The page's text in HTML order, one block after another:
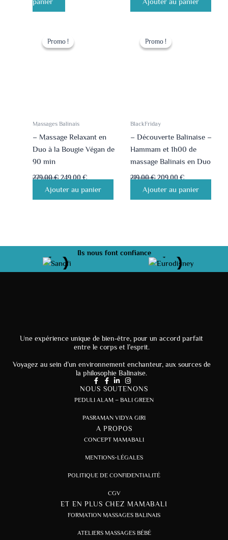
Promo !
Promo !
Massages Balinais
– Massage Relaxant en
Duo à la Bougie Végan de
90 min
279.00€
prix
initial
249.00€
Ajouter au panier
Promo !
Promo !
BlackFriday
– Découverte Balinaise –
Hammam et 1h00 de
massage Balinais en Duo
219.00€
prix
initial
209.00€
Ajouter au panier
Ils nous font confiance
Une expérience unique de bien-être, pour un accord parfait
entre le corps et l’esprit.
Voyagez au sein d’un environnement enchanteur, aux sources de
la philosophie Balinaise.
NOUS SOUTENONS
PEDULI ALAM – BALI GREEN
PASRAMAN VIDYA GIRI
A PROPOS
CONCEPT MAMABALI
MENTIONS-LÉGALES
POLITIQUE DE CONFIDENTIALITÉ
CGV
ET EN PLUS CHEZ MAMABALI
FORMATION MASSAGES BALINAIS
ATELIERS MASSAGES BÉBÉ